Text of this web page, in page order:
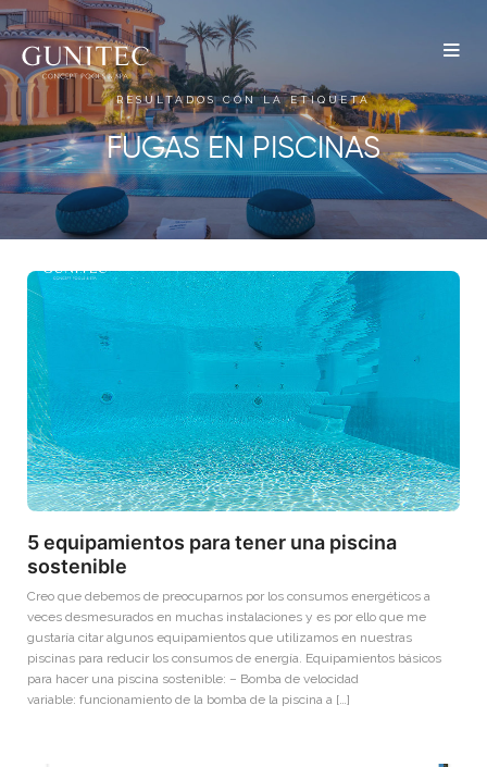
The
Airbnb
Blog –
Belong
Anywhere
RESULTADOS CON LA ETIQUETA
FUGAS EN PISCINAS
5 equipamientos para tener una piscina
sostenible
Creo que debemos de preocuparnos por los consumos energéticos a
veces desmesurados en muchas instalaciones y es por ello que me
gustaría citar algunos equipamientos que utilizamos en nuestras
piscinas para reducir los consumos de energía. Equipamientos básicos
para hacer una piscina sostenible: – Bomba de velocidad
variable: funcionamiento de la bomba de la piscina a […]